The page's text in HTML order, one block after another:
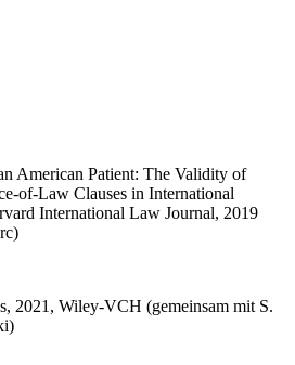
American Patient: The Validity of
of-Law Clauses in International
International Law Journal, 2019
2021, Wiley-VCH (gemeinsam mit S.